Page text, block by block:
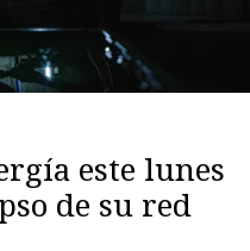
este lunes
de su red